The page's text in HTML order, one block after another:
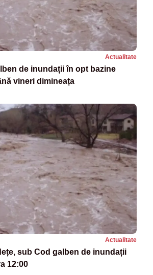
Actualitate
de inundații în opt bazine
vineri dimineața
Actualitate
sub Cod galben de inundații
12:00